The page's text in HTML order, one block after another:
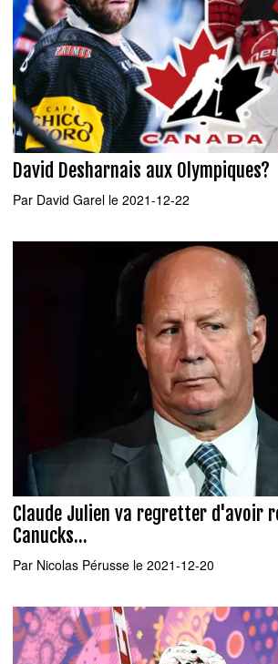
David Desharnais aux Olympiques?
Par David Garel le 2021-12-22
Claude Julien va regretter d'avoir
Canucks...
Par Nicolas Pérusse le 2021-12-20